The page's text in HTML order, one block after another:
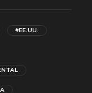
#EE.UU.